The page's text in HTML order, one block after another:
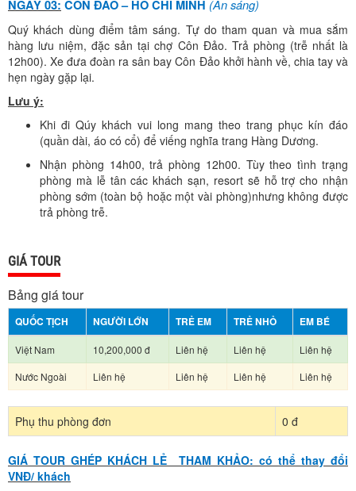
NGÀY 03: CÔN ĐẢO – HỒ CHÍ MINH (Ăn sáng)
Quý khách dùng điểm tâm sáng. Tự do tham quan và mua sắm
hàng lưu niệm, đặc sản tại chợ Côn Đảo. Trả phòng (trễ nhất là
12h00). Xe đưa đoàn ra sân bay Côn Đảo khởi hành về, chia tay và
hẹn ngày gặp lại.
Lưu ý:
Khi đi Qúy khách vui long mang theo trang phục kín đáo
(quần dài, áo có cổ) để viếng nghĩa trang Hàng Dương.
Nhận phòng 14h00, trả phòng 12h00. Tùy theo tình trạng
phòng mà lễ tân các khách sạn, resort sẽ hỗ trợ cho nhận
phòng sớm (toàn bộ hoặc một vài phòng)nhưng không được
trả phòng trễ.
GIÁ TOUR
Bảng giá tour
QUỐC TỊCH NGƯỜI LỚN TRẺ EM TRẺ NHỎ EM BÉ
Việt Nam 10,200,000 đ Liên hệ Liên hệ
Liên hệ
Nước Ngoài
Liên hệ Liên hệ Liên hệ Liên hệ
Phụ thu phòng đơn 0 đ
GIÁ TOUR GHÉP KHÁCH LẺ THAM KHẢO: có thể thay đổi
VNĐ/ khách